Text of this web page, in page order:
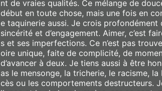
nt de vraies qualités. Ce mélange de
début en toute chose, mais une fois en
e taquinerie aussi. Je crois profondément
sincérité et d’engagement. Aimer, c’est
s et ses imperfections. Ce n’est pas
oire unique, faite de complicité, de
d’avancer à deux. Je tiens aussi à être
as le mensonge, la tricherie, le racisme,
cès ou les comportements destructeurs.